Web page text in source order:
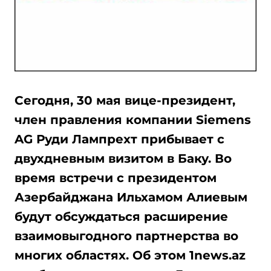
Сегодня, 30 мая вице-президент,
член правления компании Siemens
AG Руди Лампрехт прибывает с
двухдневным визитом в Баку. Во
время встречи с президентом
Азербайджана Ильхамом Алиевым
будут обсуждаться расширение
взаимовыгодного партнерства во
многих областях. Об этом 1news.az